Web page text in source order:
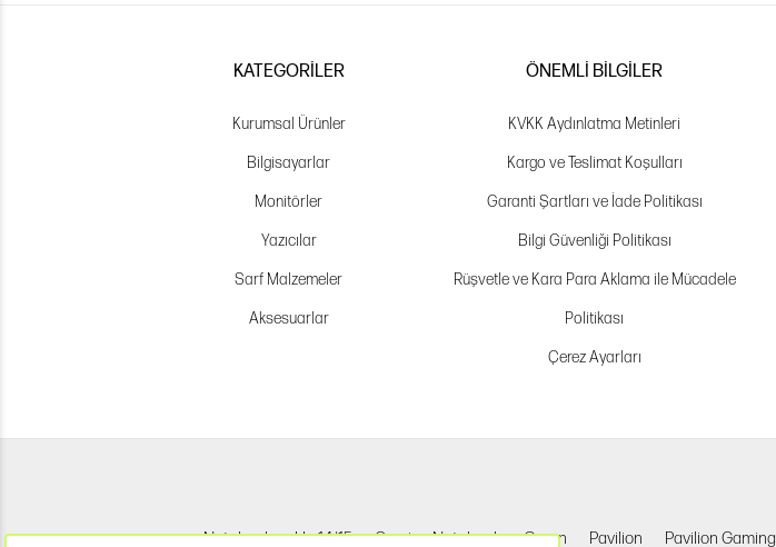
KATEGORILER
Kurumsal Ürünler
Bilgisayarlar
Monitörler
Yazıcılar
Sarf Malzemeler
Aksesuarlar
ÖNEMLI BILGILER
KVKK Aydınlatma Metinleri
Kargo ve Teslimat Koşulları
Garanti Şartları ve İade Politikası
Bilgi Güvenliği Politikası
Rüşvetle ve Kara Para Aklama ile Mücadele
Politikası
Çerez Ayarları
Notebook Hp 14/15 Gaming Notebook Omen Pavilion Pavilion Gaming